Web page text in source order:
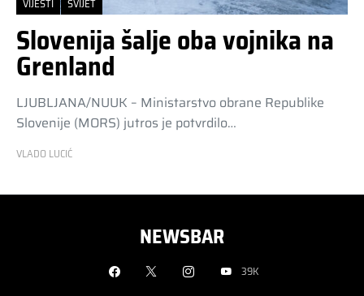
VIJESTI SVIJET
Slovenija šalje oba vojnika na
Grenland
LJUBLJANA/NUUK – Ministarstvo obrane Republike
Slovenije (MORS) jutros je potvrdilo…
VLADO LUCIĆ
NEWSBAR
39K